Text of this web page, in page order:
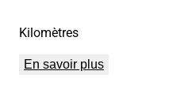
Kilomètres
En savoir plus